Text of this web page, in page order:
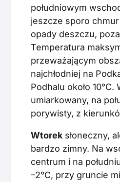
południowym
jeszcze sporo
opady deszczu,
Temperatura
przeważającym
najchłodniej na
Podhalu około 10°C.
umiarkowany, na
porywisty, z
Wtorek słoneczny,
bardzo zimny. Na
centrum i na
–2°C, przy gruncie